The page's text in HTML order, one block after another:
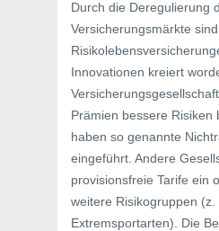
Durch die Deregulierung
Versicherungsmärkte
Innovationen kreiert
Prämien bessere Risiken
haben so genannte
eingeführt. Andere
provisionsfreie Tarife ein
weitere Risikogruppen (z.
Extremsportarten). Die